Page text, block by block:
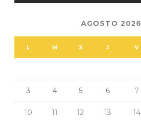
AGOSTO 2026
L M X J V
3 4 5 6 7
10 11 12 13 14